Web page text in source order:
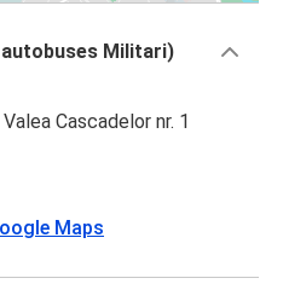
Militari)
Cascadelor nr. 1
Maps